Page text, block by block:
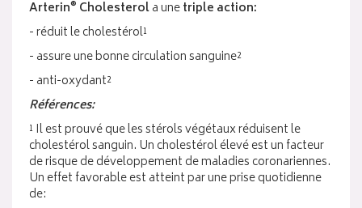
Arterin® Cholesterola unetriple action:
- réduit le cholestérol¹
- assure une bonne circulation sanguine²
- anti-oxydant²
Références:
¹ Il est prouvé que les stérols végétaux réduisent le
cholestérol sanguin. Un cholestérol élevé est un facteur
de risque de développement de maladies coronariennes.
Un effet favorable est atteint par une prise quotidienne
de: